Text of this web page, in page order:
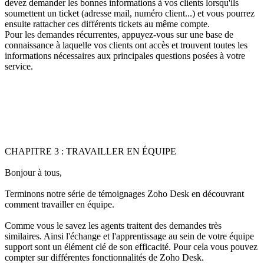
devez demander les bonnes informations à vos clients lorsqu'ils
soumettent un ticket (adresse mail, numéro client...) et vous pourrez
ensuite rattacher ces différents tickets au même compte.
Pour les demandes récurrentes, appuyez-vous sur une base de
connaissance à laquelle vos clients ont accès et trouvent toutes les
informations nécessaires aux principales questions posées à votre
service.
CHAPITRE 3 : TRAVAILLER EN ÉQUIPE
Bonjour à tous,
Terminons notre série de témoignages Zoho Desk en découvrant
comment travailler en équipe.
Comme vous le savez les agents traitent des demandes très
similaires. Ainsi l'échange et l'apprentissage au sein de votre équipe
support sont un élément clé de son efficacité. Pour cela vous pouvez
compter sur différentes fonctionnalités de Zoho Desk.